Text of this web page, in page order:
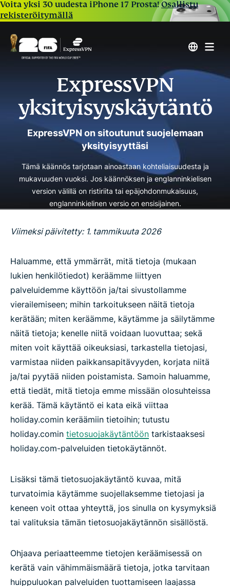
Voita yksi 30 uudesta iPhone 17 Prosta!Osallistu
rekisteröitymällä
ExpressVPN
yksityisyyskäytäntö
ExpressVPN on sitoutunut suojelemaan
yksityisyyttäsi
Tämä käännös tarjotaan ainoastaan kohteliaisuudesta ja
mukavuuden vuoksi. Jos käännöksen ja englanninkielisen
version välillä on ristiriita tai epäjohdonmukaisuus,
englanninkielinen versio on ensisijainen.
Viimeksi päivitetty: 1. tammikuuta 2026
Haluamme, että ymmärrät, mitä tietoja (mukaan
lukien henkilötiedot) keräämme liittyen
palveluidemme käyttöön ja/tai sivustollamme
vierailemiseen; mihin tarkoitukseen näitä tietoja
kerätään; miten keräämme, käytämme ja säilytämme
näitä tietoja; kenelle niitä voidaan luovuttaa; sekä
miten voit käyttää oikeuksiasi, tarkastella tietojasi,
varmistaa niiden paikkansapitävyyden, korjata niitä
ja/tai pyytää niiden poistamista. Samoin haluamme,
että tiedät, mitä tietoja emme missään olosuhteissa
kerää. Tämä käytäntö ei kata eikä viittaa
holiday.comin keräämiin tietoihin; tutustu
holiday.comin tietosuojakäytäntöön tarkistaaksesi
holiday.com-palveluiden tietokäytännöt.
Lisäksi tämä tietosuojakäytäntö kuvaa, mitä
turvatoimia käytämme suojellaksemme tietojasi ja
keneen voit ottaa yhteyttä, jos sinulla on kysymyksiä
tai valituksia tämän tietosuojakäytännön sisällöstä.
Ohjaava periaatteemme tietojen keräämisessä on
kerätä vain vähimmäismäärä tietoja, jotka tarvitaan
huippuluokan palveluiden tuottamiseen laajassa